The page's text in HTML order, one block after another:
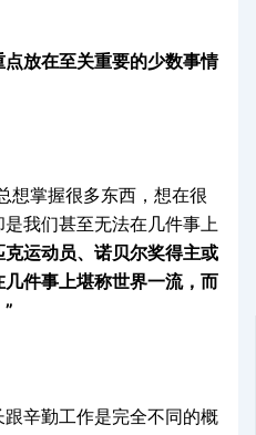
放在至关重要的少数事情
掌握很多东西，想在很
我们甚至无法在几件事上
运动员、诺贝尔奖得主或
件事上堪称世界一流，而
辛勤工作是完全不同的概